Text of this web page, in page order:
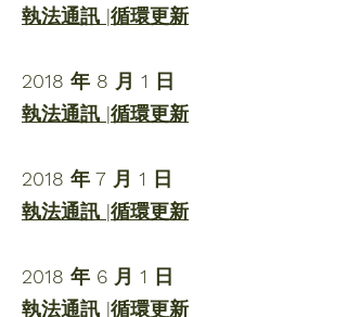
執法通訊 |循環更新
2018 年 8 月 1 日
執法通訊 |循環更新
2018 年 7 月 1 日
執法通訊 |循環更新
2018 年 6 月 1 日
執法通訊 |循環更新